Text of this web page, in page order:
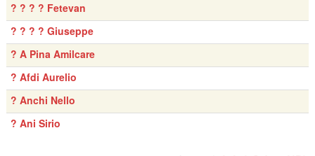
? ? ? ? Fetevan
? ? ? ? Giuseppe
? A Pina Amilcare
? Afdi Aurelio
? Anchi Nello
? Ani Sirio